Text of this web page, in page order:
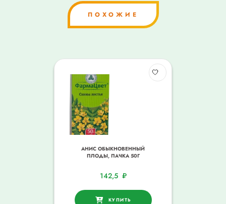
ПОХОЖИЕ
АНИС ОБЫКНОВЕННЫЙ
ПЛОДЫ, ПАЧКА 50Г
142,5 ₽
КУПИТЬ